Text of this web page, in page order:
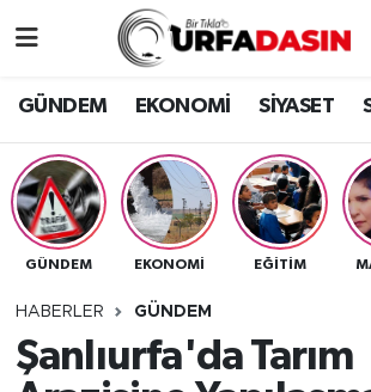
GÜNDEM EKONOMİ SİYASET
GÜNDEM EKONOMİ EĞITIM
HABERLER GÜNDEM
Şanlıurfa'da Tarım
EKONOMİ
SİYASET
SPOR
Gizlilik ve Güvenlik Politikası
İletişim
Nöbetçi Eczaneler
Hava Durumu
Namaz Vakitleri
Trafik Durumu